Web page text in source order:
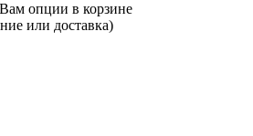
опции в корзине
или доставка)